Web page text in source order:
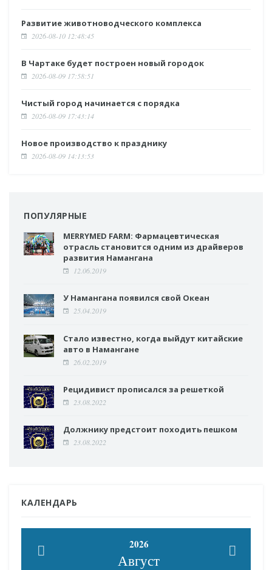
Развитие животноводческого комплекса
2026-08-10 12:48:45
В Чартаке будет построен новый городок
2026-08-09 17:58:51
Чистый город начинается с порядка
2026-08-09 17:43:14
Новое производство к празднику
2026-08-09 14:13:53
ПОПУЛЯРНЫЕ
MERRYMED FARM: Фармацевтическая
отрасль становится одним из драйверов
развития Намангана
12.06.2019
У Намангана появился свой Океан
25.04.2019
Стало известно, когда выйдут китайские
авто в Намангане
26.02.2019
Рецидивист прописался за решеткой
23.08.2022
Должнику предстоит походить пешком
23.08.2022
КАЛЕНДАРЬ
2026
Август